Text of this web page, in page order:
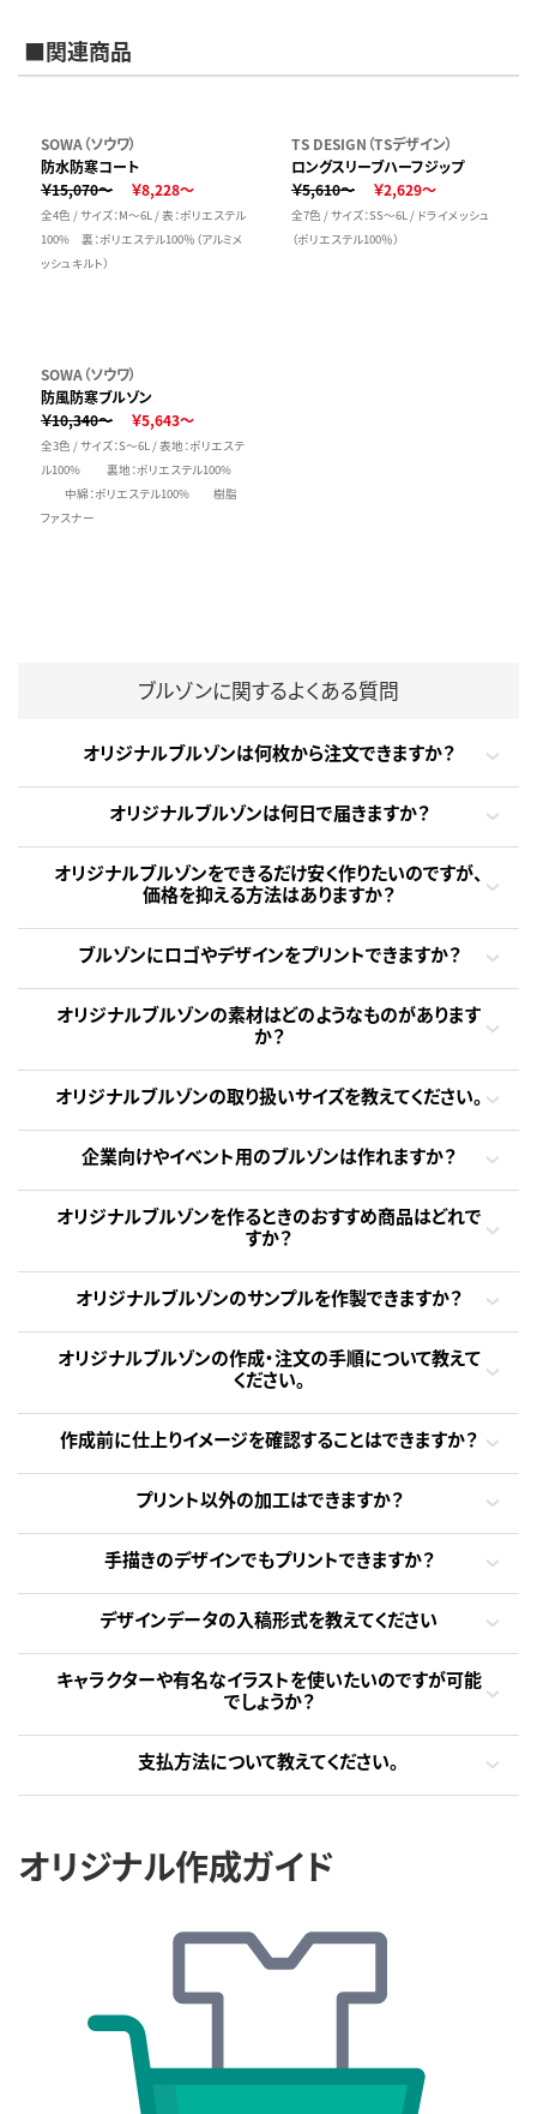
■関連商品
SOWA（ソウワ）
防水防寒コート
￥15,070～
￥8,228～
全4色 / サイズ：M～6L / 表：ポリエステル
100% 裏：ポリエステル100％（アルミメ
ッシュキルト）
TS DESIGN（TSデザイン）
ロングスリーブハーフジップ
￥5,610～
￥2,629～
全7色 / サイズ：SS～6L / ドライメッシュ
（ポリエステル100％）
SOWA（ソウワ）
防風防寒ブルゾン
￥10,340～
￥5,643～
全3色 / サイズ：S～6L / 表地：ポリエステ
ル100% 裏地：ポリエステル100%
中綿：ポリエステル100% 樹脂
ファスナー
ブルゾンに関するよくある質問
オリジナルブルゾンは何枚から注文できますか？
オリジナルブルゾンは何日で届きますか？
オリジナルブルゾンをできるだけ安く作りたいのですが、
価格を抑える方法はありますか？
ブルゾンにロゴやデザインをプリントできますか？
オリジナルブルゾンの素材はどのようなものがあります
か？
オリジナルブルゾンの取り扱いサイズを教えてください。
企業向けやイベント用のブルゾンは作れますか？
オリジナルブルゾンを作るときのおすすめ商品はどれで
すか？
オリジナルブルゾンのサンプルを作製できますか？
オリジナルブルゾンの作成・注文の手順について教えて
ください。
作成前に仕上りイメージを確認することはできますか？
プリント以外の加工はできますか？
手描きのデザインでもプリントできますか？
デザインデータの入稿形式を教えてください
キャラクターや有名なイラストを使いたいのですが可能
でしょうか？
支払方法について教えてください。
オリジナル作成ガイド